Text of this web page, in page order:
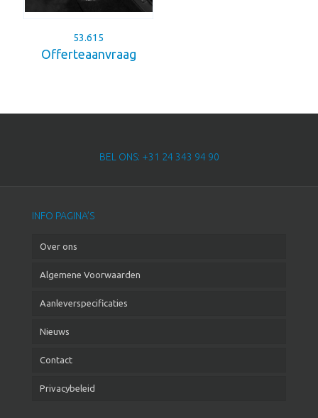
53.615
Offerteaanvraag
BEL ONS: +31 24 343 94 90
INFO PAGINA’S
Over ons
Algemene Voorwaarden
Aanleverspecificaties
Nieuws
Contact
Privacybeleid